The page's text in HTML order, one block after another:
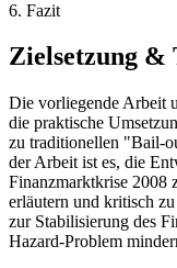
6. Fazit
Zielsetzung &
Die vorliegende Arbeit
die praktische
zu traditionellen "Bail-
der Arbeit ist es, die
Finanzmarktkrise 2008
erläutern und kritisch
zur Stabilisierung des
Hazard-Problem